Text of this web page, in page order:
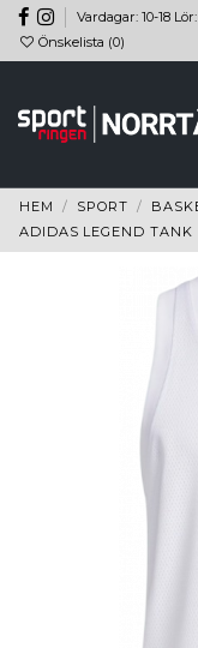
Vardagar: 10-18
Önskelista (0)
HEM SPORT
ADIDAS LEGEND TANK